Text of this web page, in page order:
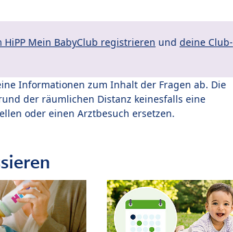
HiPP Mein BabyClub registrieren und deine Club-
Informationen zum Inhalt der Fragen ab. Die
der räumlichen Distanz keinesfalls eine
oder einen Arztbesuch ersetzen.